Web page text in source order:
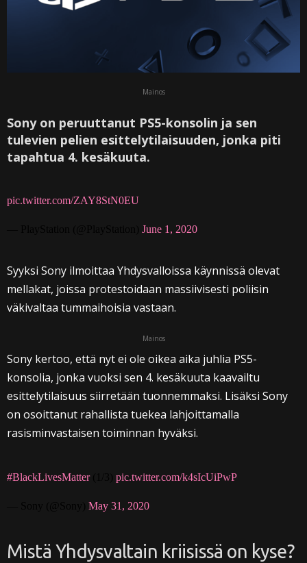
Mainos
Sony on peruuttanut PS5-konsolin ja sen
tulevien pelien esittelytilaisuuden, jonka piti
tapahtua 4. kesäkuuta.
pic.twitter.com/ZAY8StN0EU
June 1, 2020
Syyksi Sony ilmoittaa Yhdysvalloissa käynnissä olevat
mellakat, joissa protestoidaan massiivisesti poliisin
väkivaltaa tummaihoisia vastaan.
Mainos
Sony kertoo, että nyt ei ole oikea aika juhlia PS5-
konsolia, jonka vuoksi sen 4. kesäkuuta kaavailtu
esittelytilaisuus siirretään tuonnemmaksi. Lisäksi Sony
on osoittanut rahallista tuekea lahjoittamalla
rasisminvastaisen toiminnan hyväksi.
#BlackLivesMatter(1/3) pic.twitter.com/k4sIcUiPwP
May 31, 2020
Mistä Yhdysvaltain kriisissä on kyse?